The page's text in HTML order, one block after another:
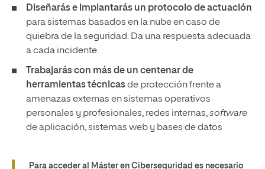
Diseñarás e implantarás un protocolo de actuación
para sistemas basados en la nube en caso de
quiebra de la seguridad. Da una respuesta adecuada
a cada incidente.
Trabajarás con más de un centenar de
herramientas técnicasde protección frente a
amenazas externas en sistemas operativos
personales y profesionales, redes internas,software
de aplicación, sistemas web y bases de datos
Para acceder al Máster en Ciberseguridad es necesario